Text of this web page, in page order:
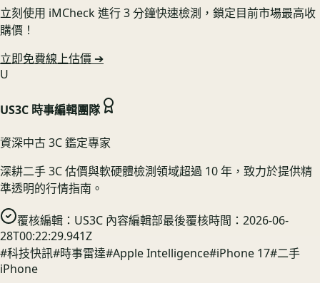
立刻使用 iMCheck 進行 3 分鐘快速檢測，鎖定目前市場最高收
購價！
立即免費線上估價 ➔
U
US3C 時事編輯團隊
資深中古 3C 鑑定專家
深耕二手 3C 估價與軟硬體檢測領域超過 10 年，致力於提供精
準透明的行情指南。
覆核編輯： US3C 內容編輯部最後覆核時間： 2026-06-
28T00:22:29.941Z
#科技快訊#時事雷達#Apple Intelligence#iPhone 17#二手
iPhone